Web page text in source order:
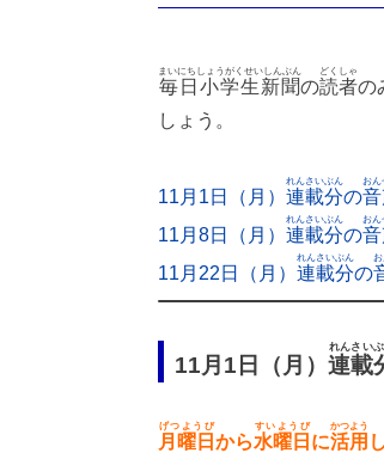
毎日小学生新聞
まいにちしょうがくせいしんぶん
の読者
どくしゃ
の
しょう。
11月1日（月） 連載分
れんさいぶん
の
おん
11月8日（月） 連載分
れんさいぶん
の
おん
11月22日（月） 連載分
れんさいぶん
の
お
11月1日（月）連載
れんさい
月曜日
げつようび
から水曜日
すいようび
に活用
かつよう